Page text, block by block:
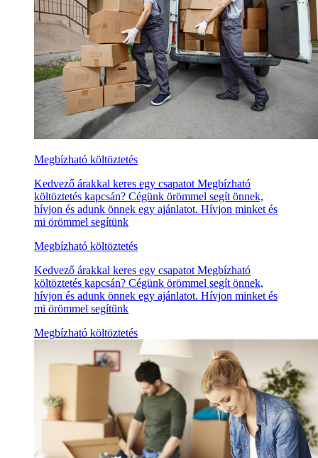
Megbízható költöztetés
Kedvező árakkal keres egy csapatot Megbízható
költöztetés kapcsán? Cégünk örömmel segít önnek,
hívjon és adunk önnek egy ajánlatot. Hívjon minket és
mi örömmel segítünk
Megbízható költöztetés
Kedvező árakkal keres egy csapatot Megbízható
költöztetés kapcsán? Cégünk örömmel segít önnek,
hívjon és adunk önnek egy ajánlatot. Hívjon minket és
mi örömmel segítünk
Megbízható költöztetés